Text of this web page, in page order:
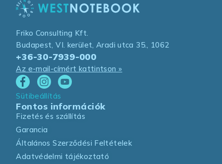
Friko Consulting Kft.
Budapest, VI. kerület, Aradi utca 35., 1062
+36-30-7939-000
Az e-mail-címért kattintson »
Sütibeállítás
Fontos információk
Fizetés és szállítás
Garancia
Általános Szerződési Feltételek
Adatvédelmi tájékoztató